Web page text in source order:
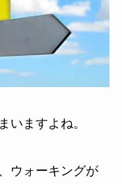
いますよね。
ウォーキングが